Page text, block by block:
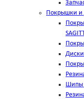
Покрышки и
Диски
Шипы